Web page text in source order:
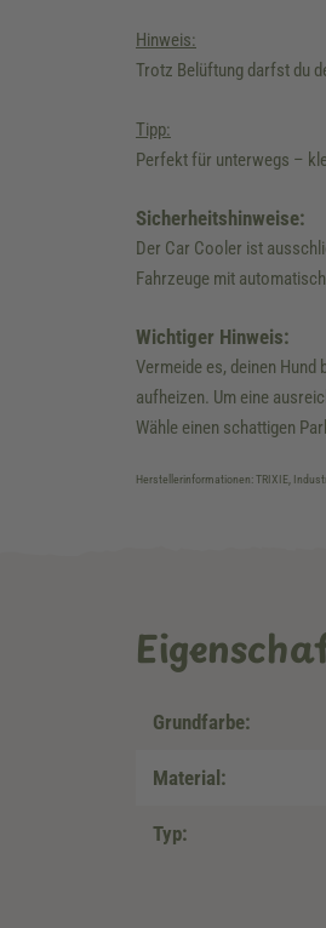
Hinweis:
Trotz Belüftung darfst du
Tipp:
Perfekt für unterwegs –
Sicherheitshinweise:
Der Car Cooler ist
Fahrzeuge mit
Wichtiger Hinweis:
Vermeide es, deinen
aufheizen. Um eine
Wähle einen schattigen
Herstellerinformationen: TRIXIE,
Grundfarbe:
Material:
Typ: